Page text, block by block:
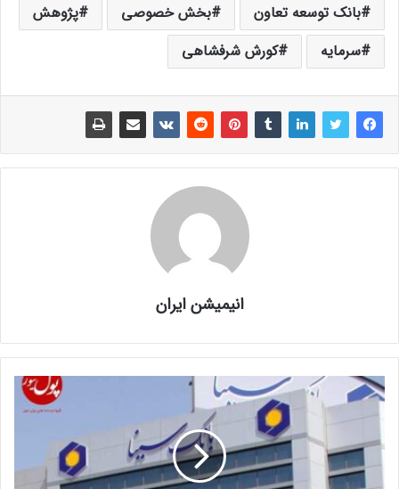
بانک توسعه تعاون بخش خصوصی
پژوهش
سرمایه
کورش شرفشاهی
انیمیشن ایران